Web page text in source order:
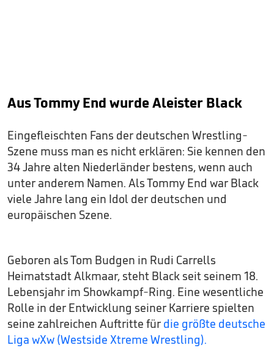
Aus Tommy End wurde Aleister Black
Eingefleischten Fans der deutschen Wrestling-
Szene muss man es nicht erklären: Sie kennen den
34 Jahre alten Niederländer bestens, wenn auch
unter anderem Namen. Als Tommy End war Black
viele Jahre lang ein Idol der deutschen und
europäischen Szene.
Geboren als Tom Budgen in Rudi Carrells
Heimatstadt Alkmaar, steht Black seit seinem 18.
Lebensjahr im Showkampf-Ring. Eine wesentliche
Rolle in der Entwicklung seiner Karriere spielten
seine zahlreichen Auftritte für die größte deutsche
Liga wXw (Westside Xtreme Wrestling).